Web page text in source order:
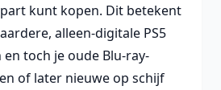
kunt kopen. Dit betekent
alleen-digitale PS5
toch je oude Blu-ray-
of later nieuwe op schijf